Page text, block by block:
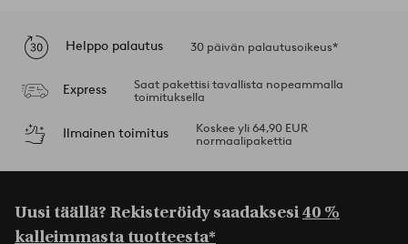
Helppo palautus 30 päivän palautusoikeus*
Express
Saat pakettisi tavallista nopeammalla
toimituksella
Ilmainen toimitus
Koskee yli 64,90 EUR
normaalipakettia
Uusi täällä? Rekisteröidy saadaksesi40 %
kalleimmasta tuotteesta*